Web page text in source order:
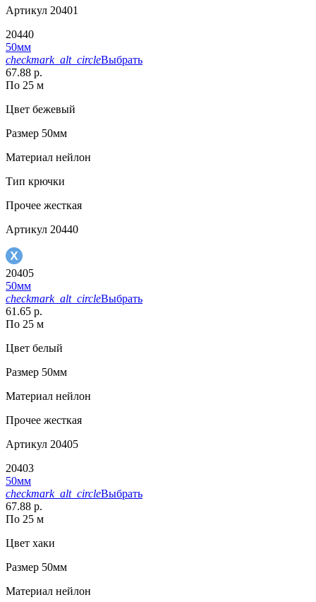
Артикул 20401
20440
50мм
checkmark_alt_circleВыбрать
67.88 р.
По 25 м
Цвет бежевый
Размер 50мм
Материал нейлон
Тип крючки
Прочее жесткая
Артикул 20440
20405
50мм
checkmark_alt_circleВыбрать
61.65 р.
По 25 м
Цвет белый
Размер 50мм
Материал нейлон
Прочее жесткая
Артикул 20405
20403
50мм
checkmark_alt_circleВыбрать
67.88 р.
По 25 м
Цвет хаки
Размер 50мм
Материал нейлон